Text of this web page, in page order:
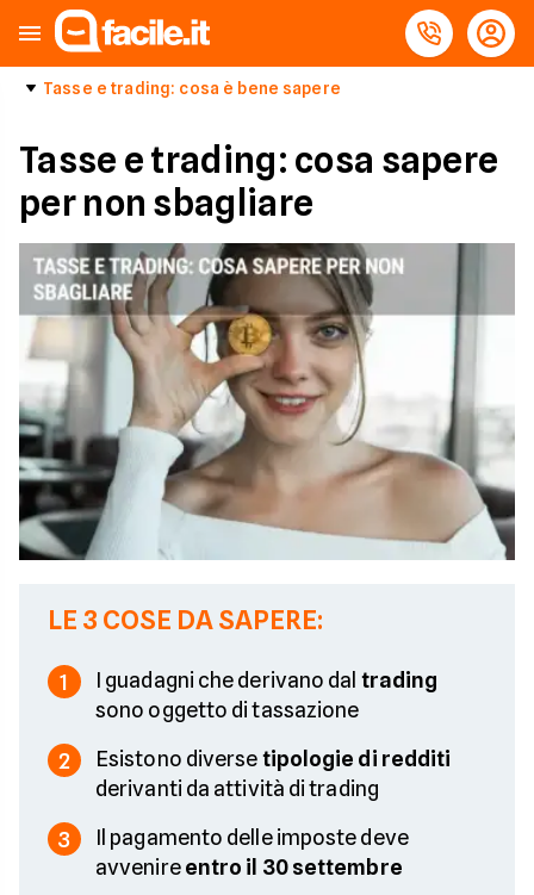
Tasse e trading: cosa è bene sapere
Tasse e trading: cosa sapere
per non sbagliare
LE 3 COSE DA SAPERE:
1 I guadagni che derivano dal trading
sono oggetto di tassazione
2 Esistono diversetipologie di redditi
derivanti da attività di trading
3
Il pagamento delle imposte deve
avvenireentro il 30 settembre